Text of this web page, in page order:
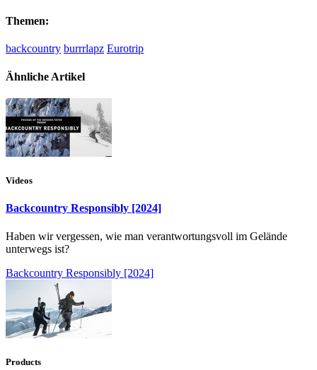
Themen:
backcountry burrrlapz Eurotrip
Ähnliche Artikel
Videos
Backcountry Responsibly [2024]
Haben wir vergessen, wie man verantwortungsvoll im Gelände
unterwegs ist?
Backcountry Responsibly [2024]
Products